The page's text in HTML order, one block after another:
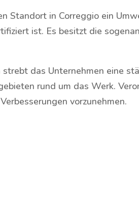
Standort in Correggio ein
ist. Es besitzt die
das Unternehmen eine
rund um das Werk.
vorzunehmen.